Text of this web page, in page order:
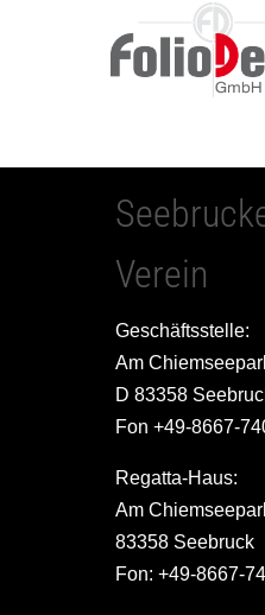
Verein
Geschäftsstelle:
Am
D 83358
Fon +49-8667-
Regatta-Haus:
Am
83358 Seebruck
Fon: +49-8667-